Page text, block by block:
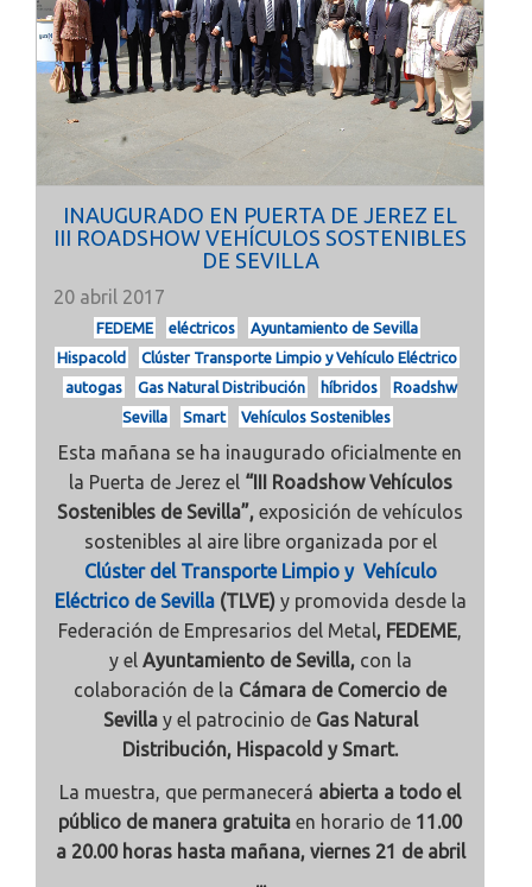
INAUGURADO EN PUERTA DE JEREZ EL
III ROADSHOW VEHÍCULOS SOSTENIBLES
DE SEVILLA
20 abril 2017
FEDEME eléctricos
Ayuntamiento de Sevilla
Hispacold
Clúster Transporte Limpio y Vehículo Eléctrico
autogas
Gas Natural Distribución híbridos
Roadshw
Sevilla
Smart Vehículos Sostenibles
Esta mañana se ha inaugurado oficialmente en
la Puerta de Jerez el“III Roadshow Vehículos
Sostenibles de Sevilla”, exposición de vehículos
sostenibles al aire libre organizada por el
Clúster del Transporte Limpio y Vehículo
Eléctrico de Sevilla(TLVE)y promovida desde la
Federación de Empresarios del Metal, FEDEME,
y el Ayuntamiento de Sevilla, con la
colaboración de la Cámara de Comercio de
Sevillay el patrocinio de Gas Natural
Distribución, Hispacold y Smart.
La muestra, que permanecerá abierta a todo el
público de manera gratuita en horario de 11.00
a 20.00 horas hasta mañana, viernes 21 de abril
...